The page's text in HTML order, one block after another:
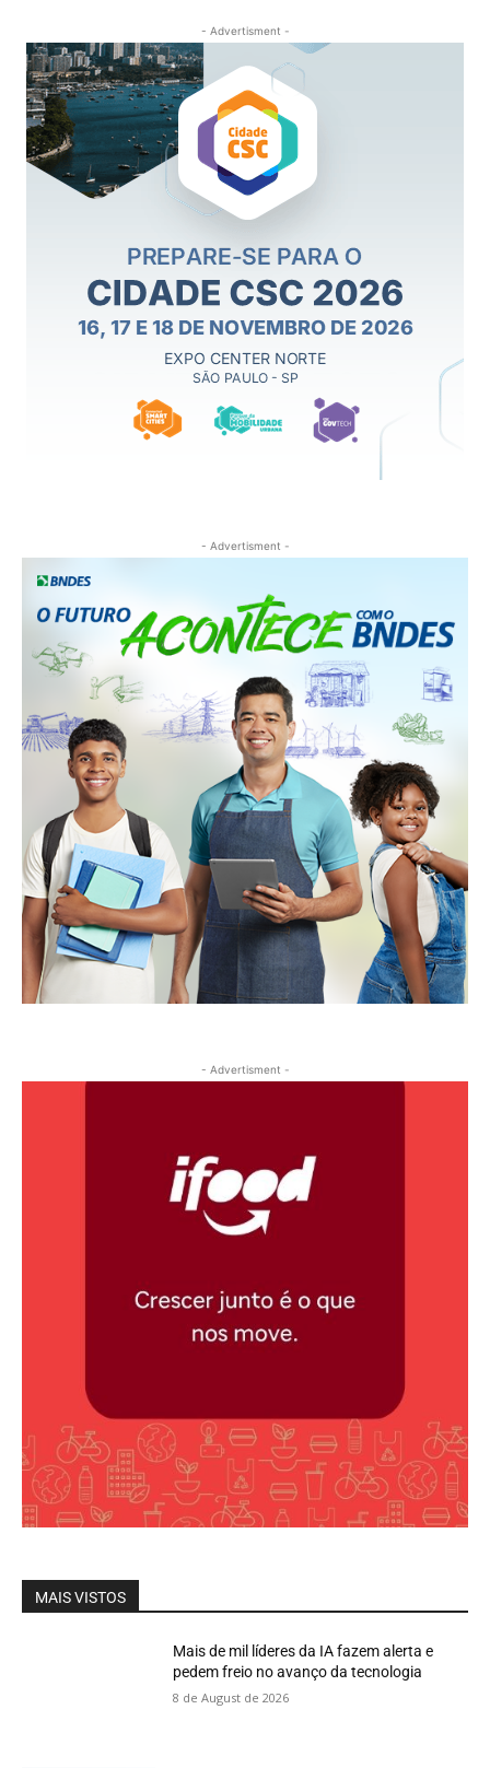
- Advertisment -
- Advertisment -
- Advertisment -
MAIS VISTOS
Mais de mil líderes da IA fazem alerta e
pedem freio no avanço da tecnologia
8 de August de 2026